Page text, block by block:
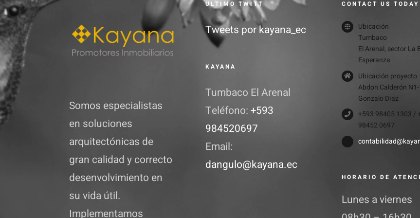
Somos especialistas
en soluciones
arquitectónicas de
gran calidad y correcto
desenvolvimiento en
su vida útil.
Implementamos
ULTIMO TWITT
Tweets por kayana_ec
KAYANA
Tumbaco El Arenal
Teléfono:+593
984520697
Email:
dangulo@kayana.ec
CONTACT US TODAY
Ubicación
Tumbaco
El Arenal, sector La
Esperanza
Ubicación proyecto
Abdon Calderón
Gonzalo Diaz
+593 98405 1303 /
98452 0697
HORARIO DE
Lunes a viernes